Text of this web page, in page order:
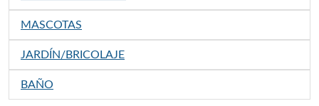
MASCOTAS
JARDÍN/BRICOLAJE
BAÑO